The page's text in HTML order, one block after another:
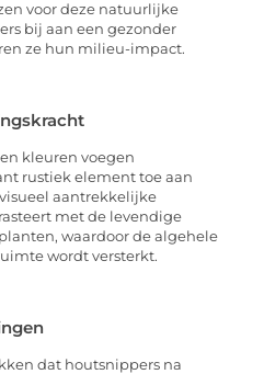
voor deze natuurlijke
bij aan een gezonder
ze hun milieu-impact.
kleuren voegen
rustiek element toe aan
aantrekkelijke
met de levendige
waardoor de algehele
wordt versterkt.
dat houtsnippers na